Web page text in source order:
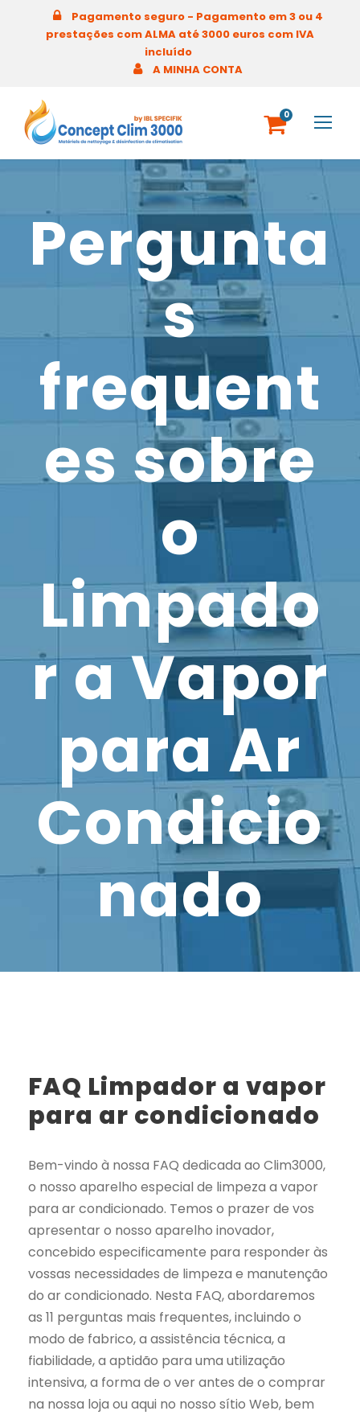
Pagamento seguro - Pagamento em 3 ou 4
prestações com ALMA até 3000 euros com IVA
incluído
A MINHA CONTA
0
Pergunta
s
frequent
es sobre
o
Limpado
r a Vapor
para Ar
Condicio
nado
FAQ Limpador a vapor
para ar condicionado
Bem-vindo à nossa FAQ dedicada ao Clim3000,
o nosso aparelho especial de limpeza a vapor
para ar condicionado. Temos o prazer de vos
apresentar o nosso aparelho inovador,
concebido especificamente para responder às
vossas necessidades de limpeza e manutenção
do ar condicionado. Nesta FAQ, abordaremos
as 11 perguntas mais frequentes, incluindo o
modo de fabrico, a assistência técnica, a
fiabilidade, a aptidão para uma utilização
intensiva, a forma de o ver antes de o comprar
na nossa loja ou aqui no nosso sítio Web, bem